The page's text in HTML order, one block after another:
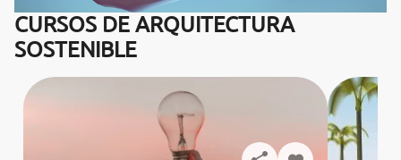
CURSOS DE ARQUITECTURA
SOSTENIBLE